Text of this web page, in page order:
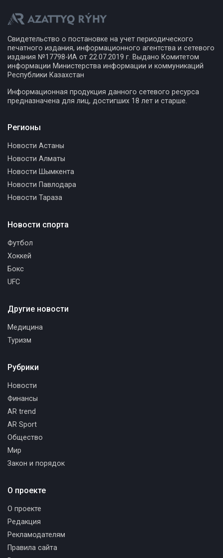
Свидетельство о постановке на учет периодического
печатного издания, информационного агентства и сетевого
издания №17798-ИА от 22.07.2019 г. Выдано Комитетом
информации Министерства информации и коммуникаций
Республики Казахстан
Информационная продукция данного сетевого ресурса
предназначена для лиц, достигших 18 лет и старше.
Регионы
Новости Астаны
Новости Алматы
Новости Шымкента
Новости Павлодара
Новости Тараза
Новости спорта
Футбол
Хоккей
Бокс
UFC
Другие новости
Медицина
Туризм
Рубрики
Новости
Финансы
AR trend
AR Sport
Общество
Мир
Закон и порядок
О проекте
О проекте
Редакция
Рекламодателям
Правила сайта